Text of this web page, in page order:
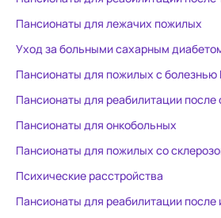
была свидетелем , потому что
соблюдение хоть каких-то
этических норм!(( Единственное
огромное СПАСИБО, что мне
сотрудниц и сказала, что маму
надо забирать, т.к. ее так
закормили снотворными , что
пребывания в данном
Пансионаты для лежачих пожилых
Уход за больными сахарным
Пансионаты для пожилых с болезнью
Пансионаты для реабилитации после
Пансионаты для онкобольных
Пансионаты для пожилых со
Психические расстройства
Пансионаты для реабилитации после